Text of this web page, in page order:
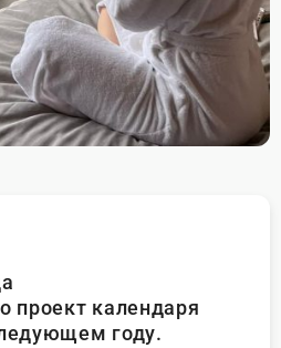
проект календаря
году.